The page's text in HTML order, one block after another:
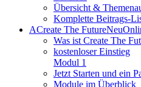
Übersicht &
Komplette Beitrags-
ACreate The FutureNeu
Was ist Create The
kostenloser Einstieg
Modul 1
Jetzt Starten und ein
Module im Überblick